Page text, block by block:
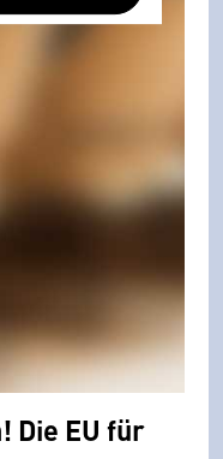
Die EU für